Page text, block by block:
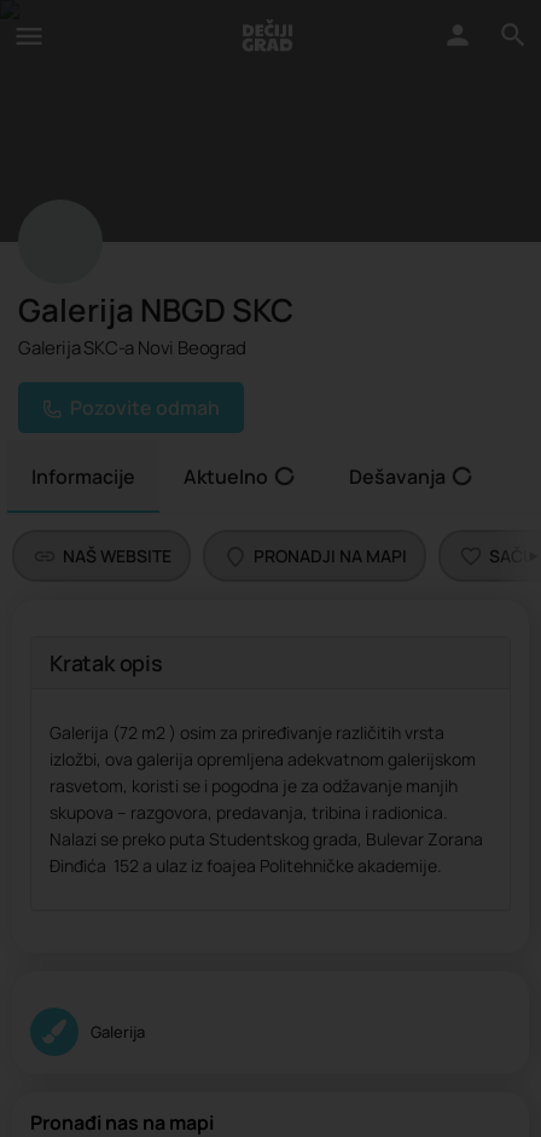
Galerija NBGD SKC
Galerija SKC-a Novi Beograd
Pozovite odmah
Informacije Aktuelno Dešavanja
NAŠ WEBSITE PRONADJI NA MAPI
Kratak opis
Galerija (72 m2 ) osim za priređivanje različitih vrsta
izložbi, ova galerija opremljena adekvatnom galerijskom
rasvetom, koristi se i pogodna je za odžavanje manjih
skupova – razgovora, predavanja, tribina i radionica.
Nalazi se preko puta Studentskog grada, Bulevar Zorana
Đinđića 152 a ulaz iz foajea Politehničke akademije.
Galerija
Pronađi nas na mapi